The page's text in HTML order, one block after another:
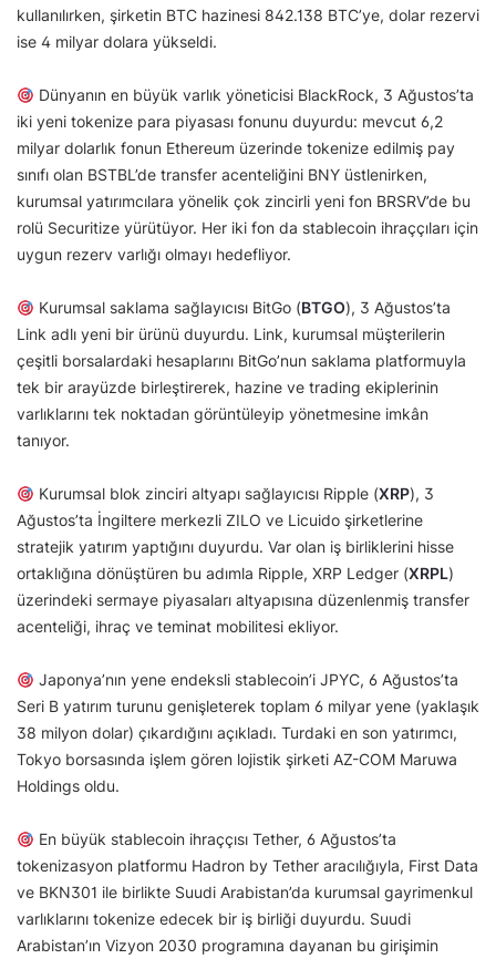
kullanılırken, şirketin BTC hazinesi 842.138 BTC’ye, dolar rezervi
ise 4 milyar dolara yükseldi.
Dünyanın en büyük varlık yöneticisi BlackRock, 3 Ağustos’ta
iki yeni tokenize para piyasası fonunu duyurdu: mevcut 6,2
milyar dolarlık fonun Ethereum üzerinde tokenize edilmiş pay
sınıfı olan BSTBL’de transfer acenteliğini BNY üstlenirken,
kurumsal yatırımcılara yönelik çok zincirli yeni fon BRSRV’de bu
rolü Securitize yürütüyor. Her iki fon da stablecoin ihraççıları için
uygun rezerv varlığı olmayı hedefliyor.
Kurumsal saklama sağlayıcısı BitGo (BTGO), 3 Ağustos’ta
Link adlı yeni bir ürünü duyurdu. Link, kurumsal müşterilerin
çeşitli borsalardaki hesaplarını BitGo’nun saklama platformuyla
tek bir arayüzde birleştirerek, hazine ve trading ekiplerinin
varlıklarını tek noktadan görüntüleyip yönetmesine imkân
tanıyor.
Kurumsal blok zinciri altyapı sağlayıcısı Ripple (XRP), 3
Ağustos’ta İngiltere merkezli ZILO ve Licuido şirketlerine
stratejik yatırım yaptığını duyurdu. Var olan iş birliklerini hisse
ortaklığına dönüştüren bu adımla Ripple, XRP Ledger (XRPL)
üzerindeki sermaye piyasaları altyapısına düzenlenmiş transfer
acenteliği, ihraç ve teminat mobilitesi ekliyor.
Japonya’nın yene endeksli stablecoin’i JPYC, 6 Ağustos’ta
Seri B yatırım turunu genişleterek toplam 6 milyar yene (yaklaşık
38 milyon dolar) çıkardığını açıkladı. Turdaki en son yatırımcı,
Tokyo borsasında işlem gören lojistik şirketi AZ-COM Maruwa
Holdings oldu.
En büyük stablecoin ihraççısı Tether, 6 Ağustos’ta
tokenizasyon platformu Hadron by Tether aracılığıyla, First Data
ve BKN301 ile birlikte Suudi Arabistan’da kurumsal gayrimenkul
varlıklarını tokenize edecek bir iş birliği duyurdu. Suudi
Arabistan’ın Vizyon 2030 programına dayanan bu girişimin